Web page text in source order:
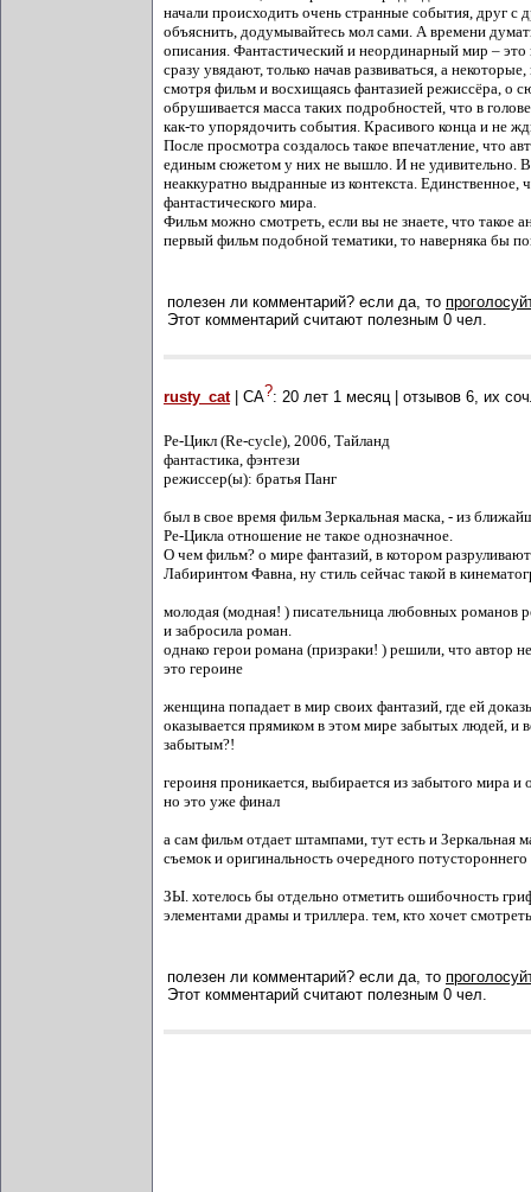
начали происходить очень странные события, друг с
объяснить, додумывайтесь мол сами. А времени
описания. Фантастический и неординарный мир –
сразу увядают, только начав развиваться, а
смотря фильм и восхищаясь фантазией режиссёра, о
обрушивается масса таких подробностей, что в
как-то упорядочить события. Красивого конца и не
После просмотра создалось такое впечатление, что
единым сюжетом у них не вышло. И не удивительно. В
неаккуратно выдранные из контекста.
фантастического мира.
Фильм можно смотреть, если вы не знаете, что такое
первый фильм подобной тематики, то наверняка бы
полезен ли комментарий? если да, то
Этот комментарий считают полезным 0 чел.
rusty_cat| СА?: 20 лет 1 месяц| отзывов 6, их
Ре-Цикл (Re-cycle), 2006, Тайланд
фантастика, фэнтези
режиссер(ы): братья Панг
был в свое время фильм Зеркальная маска, - из
Ре-Цикла отношение не такое однозначное.
О чем фильм? о мире фантазий, в котором
Лабиринтом Фавна, ну стиль сейчас такой в
молодая (модная! ) писательница любовных романов
и забросила роман.
однако герои романа (призраки! ) решили, что автор
это героине
женщина попадает в мир своих фантазий, где ей
оказывается прямиком в этом мире забытых людей, и
забытым?!
героиня проникается, выбирается из забытого мира и
но это уже финал
а сам фильм отдает штампами, тут есть и Зеркальная
съемок и оригинальность очередного
ЗЫ. хотелось бы отдельно отметить ошибочность
элементами драмы и триллера. тем, кто хочет
полезен ли комментарий? если да, то
Этот комментарий считают полезным 0 чел.